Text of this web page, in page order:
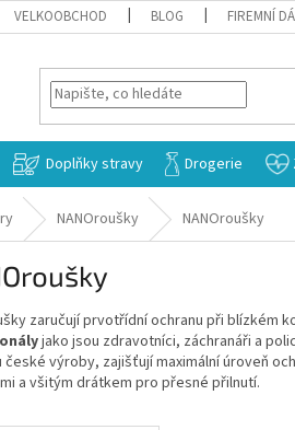
VELKOOBCHOD BLOG FIREMNÍ
Doplňky stravy Drogerie
NANOroušky NANOroušky
zaručují prvotřídní ochranu při blízkém
jako jsou zdravotníci, záchranáři a
výroby, zajišťují maximální úroveň
a všitým drátkem pro přesné přilnutí.